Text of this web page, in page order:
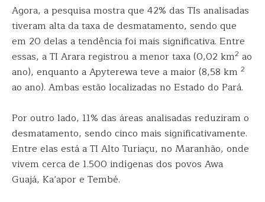
Agora, a pesquisa mostra que 42% das TIs analisadas
tiveram alta da taxa de desmatamento, sendo que
em 20 delas a tendência foi mais significativa. Entre
essas, a TI Arara registrou a menor taxa (0,02 km2 ao
ano), enquanto a Apyterewa teve a maior (8,58 km 2
ao ano). Ambas estão localizadas no Estado do Pará.
Por outro lado, 11% das áreas analisadas reduziram o
desmatamento, sendo cinco mais significativamente.
Entre elas está a TI Alto Turiaçu, no Maranhão, onde
vivem cerca de 1.500 indígenas dos povos Awa
Guajá, Ka’apor e Tembé.